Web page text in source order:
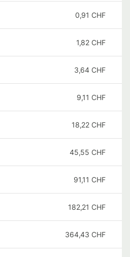
0,91 CHF
1,82 CHF
3,64 CHF
9,11 CHF
18,22 CHF
45,55 CHF
91,11 CHF
182,21 CHF
364,43 CHF